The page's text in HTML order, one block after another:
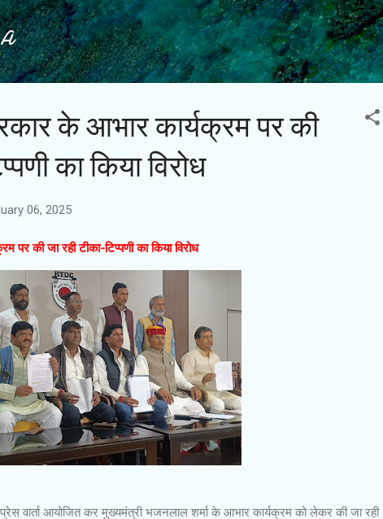
Skip to main content
के आभार कार्यक्रम पर की
का किया विरोध
06, 2025
की जा रही टीका-टिप्पणी का किया विरोध
वार्ता आयोजित कर मुख्यमंत्री भजनलाल शर्मा के आभार कार्यक्रम को लेकर की जा रही